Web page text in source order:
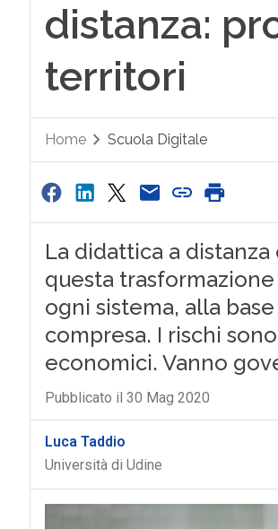
distanza:
territori
Home Scuola Digitale
La didattica a
questa
ogni sistema, alla
compresa. I rischi
economici. Vanno
Pubblicato il 30 Mag 2020
Luca Taddio
Università di Udine